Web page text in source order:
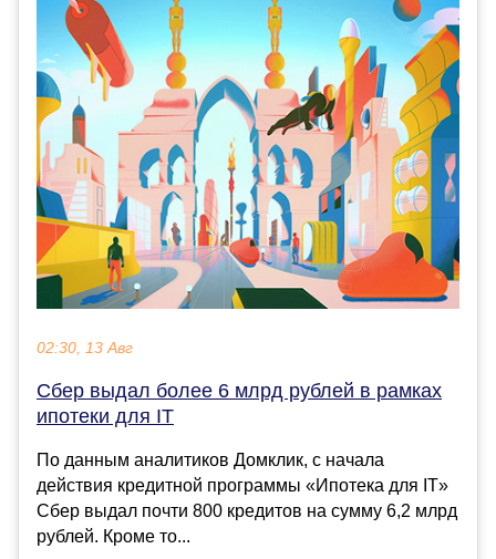
02:30, 13 Авг
Сбер выдал более 6 млрд рублей в рамках
ипотеки для IT
По данным аналитиков Домклик, с начала
действия кредитной программы «Ипотека для IT»
Сбер выдал почти 800 кредитов на сумму 6,2 млрд
рублей. Кроме то...